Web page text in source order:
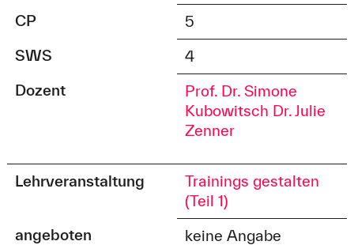
CP
5
SWS
4
Dozent
Prof. Dr. Simone
Kubowitsch Dr. Julie
Zenner
Lehrveranstaltung
Trainings gestalten
(Teil 1)
angeboten
keine Angabe